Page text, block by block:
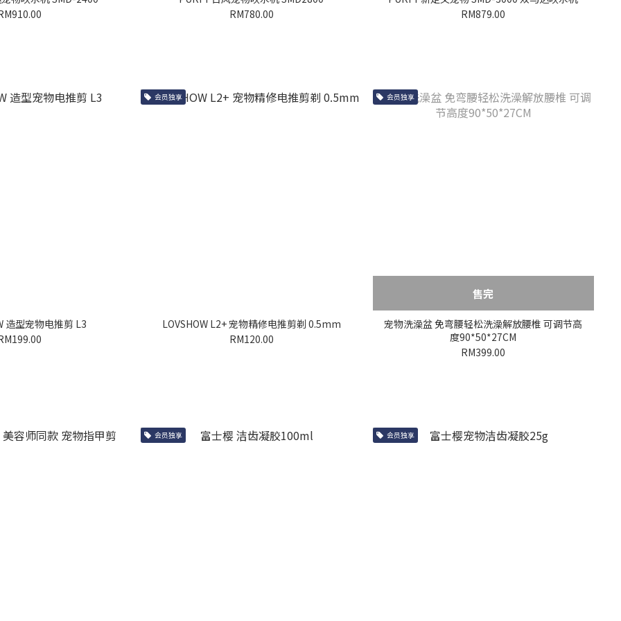
RM780.00
RM879.00
造型宠物电推剪 L3
会员独享
LOVSHOW L2+ 宠物精修电推剪剃 0.5mm
RM120.00
会员独享
售完
宠物洗澡盆 免弯腰轻松洗澡解放腰椎 可调节高
度90*50*27CM
RM399.00
会员独享 会员独享